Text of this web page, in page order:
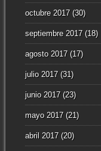
octubre 2017(30)
septiembre 2017(18)
agosto 2017(17)
julio 2017(31)
junio 2017(23)
mayo 2017(21)
abril 2017(20)